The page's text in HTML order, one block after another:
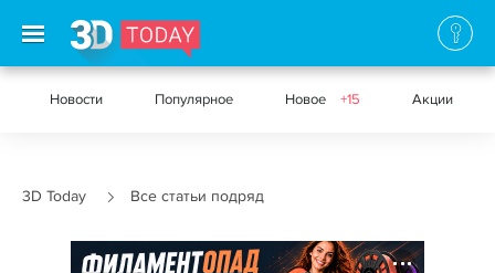
Новости Популярное Новое +15 Акции
3D Today Все статьи подряд